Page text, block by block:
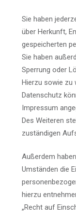
Sie haben
über Herkunft,
gespeicherten
Sie haben
Sperrung oder
Hierzu sowie zu
Datenschutz
Impressum
Des Weiteren
zuständigen
Außerdem
Umständen die
hierzu
„Recht auf